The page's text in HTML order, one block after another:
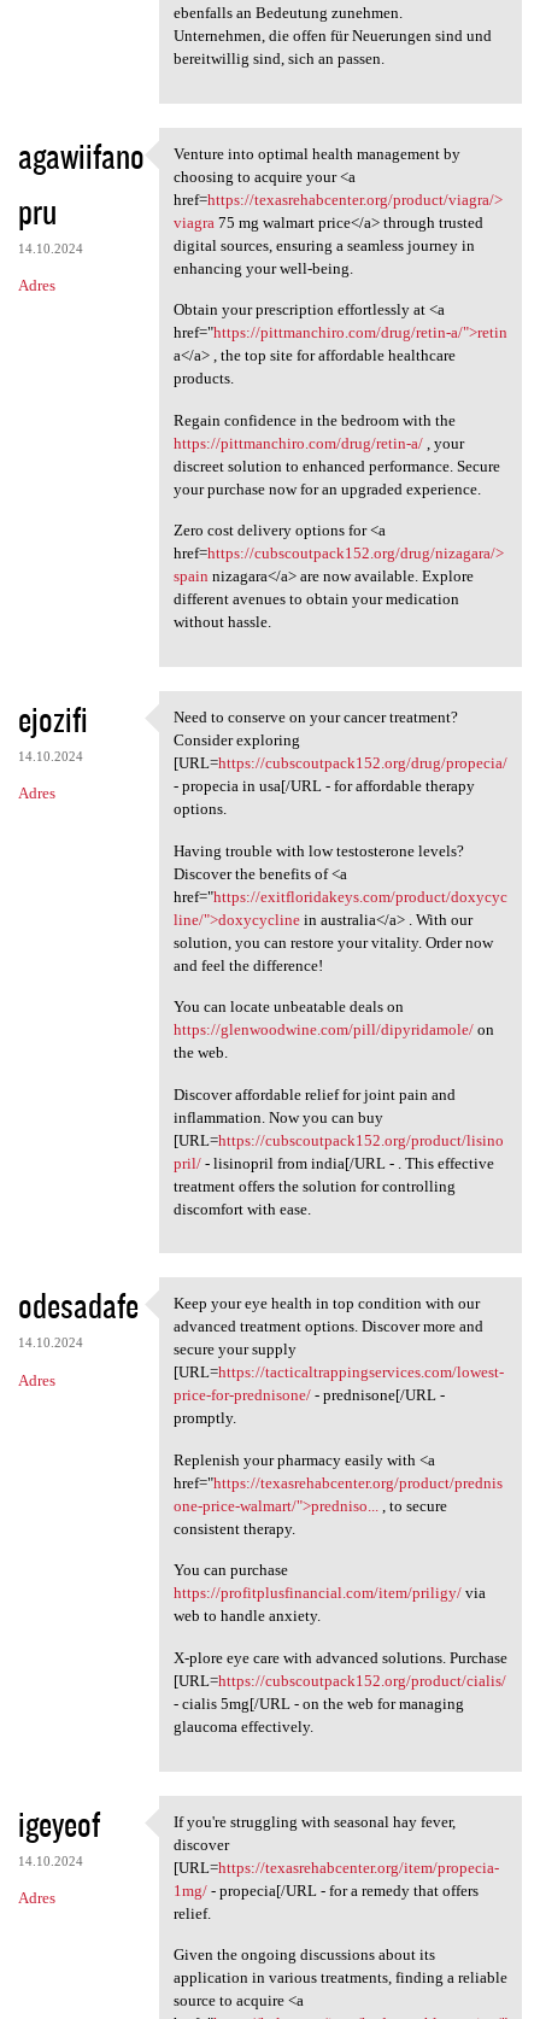
ebenfalls an Bedeutung zunehmen.
Unternehmen, die offen für Neuerungen sind und
bereitwillig sind, sich an passen.
agawiifano
pru
14.10.2024
Adres
Venture into optimal health
Venture into optimal health management by
choosing to acquire your <a
href=https://texasrehabcenter.org/product/viagra/>
viagra 75 mg walmart price</a> through trusted
digital sources, ensuring a seamless journey in
enhancing your well-being.
Obtain your prescription effortlessly at <a
href="https://pittmanchiro.com/drug/retin-a/">retin
a</a> , the top site for affordable healthcare
products.
Regain confidence in the bedroom with the
https://pittmanchiro.com/drug/retin-a/, your
discreet solution to enhanced performance. Secure
your purchase now for an upgraded experience.
Zero cost delivery options for <a
href=https://cubscoutpack152.org/drug/nizagara/>
spain nizagara</a> are now available. Explore
different avenues to obtain your medication
without hassle.
ejozifi
14.10.2024
Adres
Need to conserve on your
Need to conserve on your cancer treatment?
Consider exploring
[URL=https://cubscoutpack152.org/drug/propecia/
- propecia in usa[/URL - for affordable therapy
options.
Having trouble with low testosterone levels?
Discover the benefits of <a
href="https://exitfloridakeys.com/product/doxycyc
line/">doxycyclinein australia</a> . With our
solution, you can restore your vitality. Order now
and feel the difference!
You can locate unbeatable deals on
https://glenwoodwine.com/pill/dipyridamole/on
the web.
Discover affordable relief for joint pain and
inflammation. Now you can buy
[URL=https://cubscoutpack152.org/product/lisino
pril/- lisinopril from india[/URL - . This effective
treatment offers the solution for controlling
discomfort with ease.
odesadafe
14.10.2024
Adres
Keep your eye health in top
Keep your eye health in top condition with our
advanced treatment options. Discover more and
secure your supply
[URL=https://tacticaltrappingservices.com/lowest-
price-for-prednisone/- prednisone[/URL -
promptly.
Replenish your pharmacy easily with <a
href="https://texasrehabcenter.org/product/prednis
one-price-walmart/">predniso...
, to secure
consistent therapy.
You can purchase
https://profitplusfinancial.com/item/priligy/via
web to handle anxiety.
X-plore eye care with advanced solutions. Purchase
[URL=https://cubscoutpack152.org/product/cialis/
- cialis 5mg[/URL - on the web for managing
glaucoma effectively.
igeyeof
14.10.2024
Adres
If you're struggling with
If you're struggling with seasonal hay fever,
discover
[URL=https://texasrehabcenter.org/item/propecia-
1mg/- propecia[/URL - for a remedy that offers
relief.
Given the ongoing discussions about its
application in various treatments, finding a reliable
source to acquire <a